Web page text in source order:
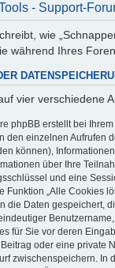
- Support-
wie
während Ihres
vier verschiedene
phpBB erstellt bei
den einzelnen Aufrufen
können),
über Ihre
und eine
Funktion „Alle Cookies
die Daten gespeichert,
für Sie vor deren
oder eine private
zwischenspeichern.